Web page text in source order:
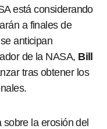
está considerando
a finales de
anticipan
de la NASA, Bill
tras obtener los
la erosión del